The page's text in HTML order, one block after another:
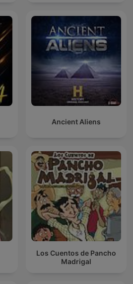
Ancient Aliens
Los Cuentos de Pancho
Madrigal